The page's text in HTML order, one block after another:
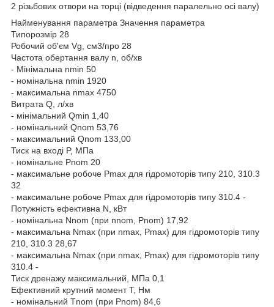
2 різьбових отвори на торці (відведення паралельно осі валу)
Найменування параметра Значення параметра
Типорозмір 28
Робочий об'єм Vg, см3/про 28
Частота обертання валу n, об/хв
- Мінімальна nmin 50
- номінальна nmin 1920
- максимальна nmax 4750
Витрата Q, л/хв
- мінімальний Qmin 1,40
- номінальний Qnom 53,76
- максимальний Qnom 133,00
Тиск на вході P, МПа
- номінальне Pnom 20
- максимальне робоче Pmax для гідромоторів типу 210, 310.3
32
- максимальне робоче Pmax для гідромоторів типу 310.4 -
Потужність ефективна N, кВт
- номінальна Nnom (при nnom, Pnom) 17,92
- максимальна Nmax (при nmax, Pmax) для гідромоторів типу
210, 310.3 28,67
- максимальна Nmax (при nmax, Pmax) для гідромоторів типу
310.4 -
Тиск дренажу максимальний, МПа 0,1
Ефективний крутний момент T, Нм
- номінальний Тnom (при Pnom) 84,6